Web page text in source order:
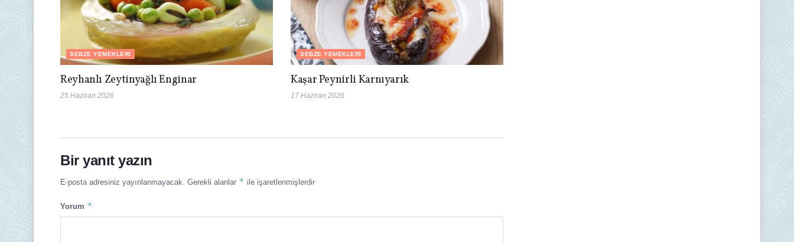
SEBZE YEMEKLERI
Reyhanlı Zeytinyağlı Enginar
25 Haziran 2026
SEBZE YEMEKLERI
Kaşar Peynirli Karnıyarık
17 Haziran 2026
Bir yanıt yazın
E-posta adresiniz yayınlanmayacak. Gerekli alanlar * ile işaretlenmişlerdir
Yorum *